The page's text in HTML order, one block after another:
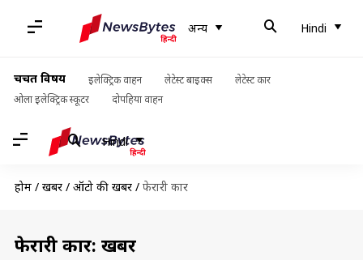
अन्य Hindi
चर्चित विषय इलेक्ट्रिक वाहन लेटेस्ट बाइक्स
लेटेस्ट कार
ओला इलेक्ट्रिक स्कूटर
दोपहिया वाहन
Hindi
होम / खबरें / ऑटो की खबरें / फेरारी कार
फेरारी कार: खबरें